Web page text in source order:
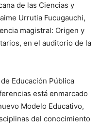
de las Ciencias y
Urrutia Fucugauchi,
magistral: Origen y
en el auditorio de la
Educación Pública
está enmarcado
Modelo Educativo,
del conocimiento